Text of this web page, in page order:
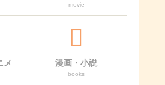
movie
メ
漫画・小説
books